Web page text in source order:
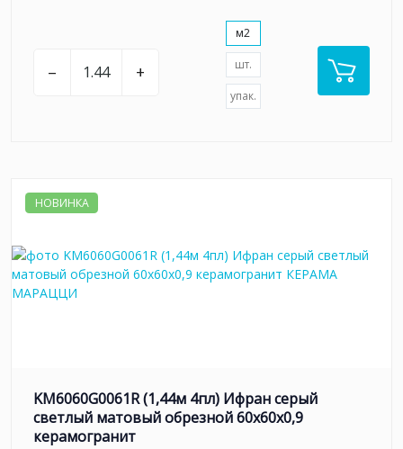
– +
м2
шт.
упак.
НОВИНКА
KM6060G0061R (1,44м 4пл) Ифран серый
светлый матовый обрезной 60x60x0,9
керамогранит